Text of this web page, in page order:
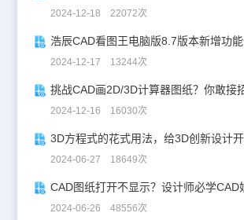
2024-12-18 22072次
浩辰CAD看图王电脑版8.7版本新增功
2024-12-17 13244次
挑战CAD画2D/3D计算器图纸？你敢接
2024-12-16 16030次
3D方程式的花式用法，给3D创新设计开
2024-06-27 18649次
CAD图纸打开不显示？设计师必学CAD
2024-06-26 48556次